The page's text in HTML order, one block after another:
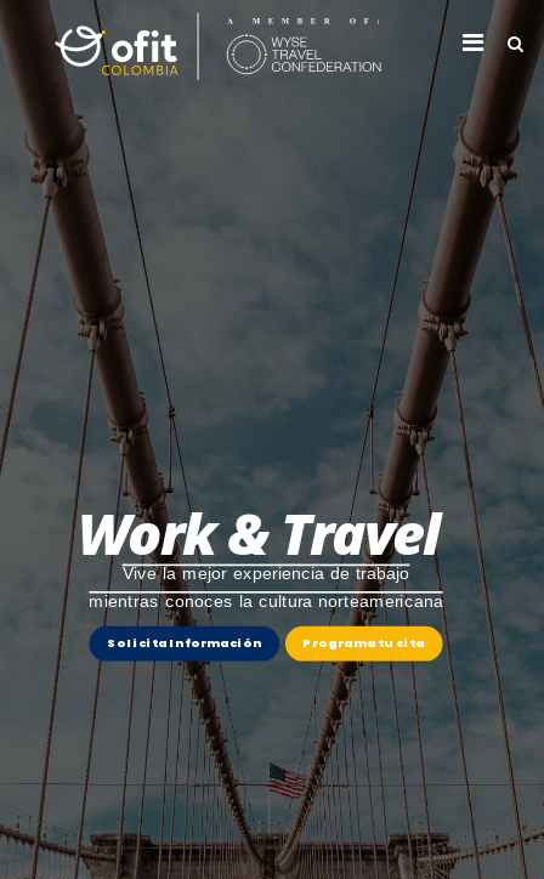
Work & Travel
Vive la mejor experiencia de trabajo
mientras conoces la cultura norteamericana
Solicita Información Programa tu cita